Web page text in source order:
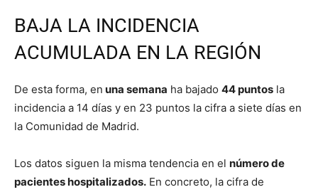
BAJA LA INCIDENCIA
ACUMULADA EN LA REGIÓN
De esta forma, en una semana ha bajado 44 puntos la
incidencia a 14 días y en 23 puntos la cifra a siete días en
la Comunidad de Madrid.
Los datos siguen la misma tendencia en el número de
pacientes hospitalizados. En concreto, la cifra de